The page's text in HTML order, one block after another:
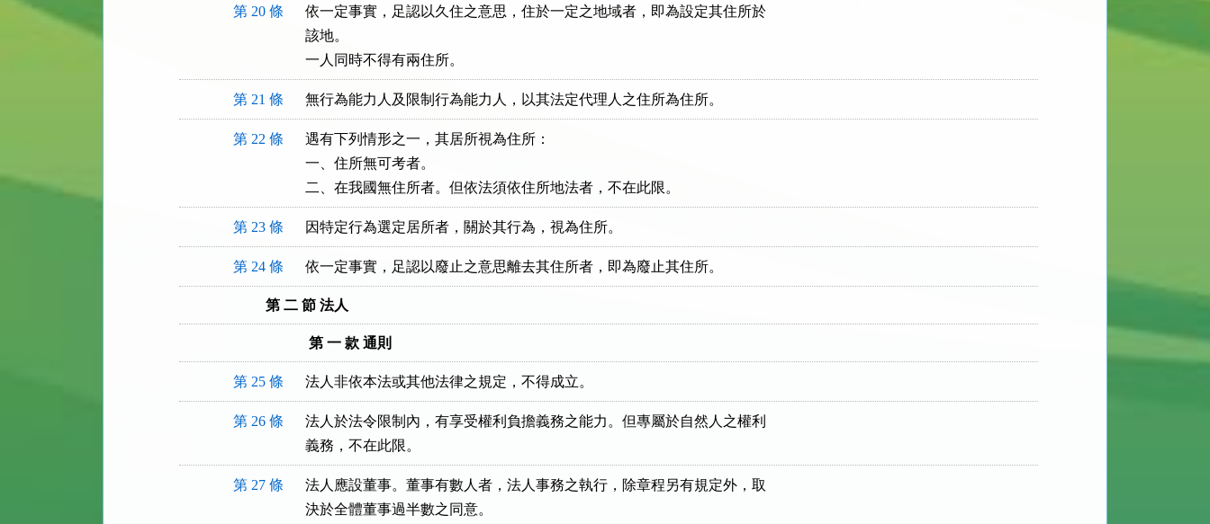
第 20 條
依一定事實，足認以久住之意思，住於一定之地域者，即為設定其住所於
該地。
一人同時不得有兩住所。
第 21 條 無行為能力人及限制行為能力人，以其法定代理人之住所為住所。
第 22 條
遇有下列情形之一，其居所視為住所：
一、住所無可考者。
二、在我國無住所者。但依法須依住所地法者，不在此限。
第 23 條 因特定行為選定居所者，關於其行為，視為住所。
第 24 條 依一定事實，足認以廢止之意思離去其住所者，即為廢止其住所。
第 二 節 法人
第 一 款 通則
第 25 條 法人非依本法或其他法律之規定，不得成立。
第 26 條
法人於法令限制內，有享受權利負擔義務之能力。但專屬於自然人之權利
義務，不在此限。
第 27 條
法人應設董事。董事有數人者，法人事務之執行，除章程另有規定外，取
決於全體董事過半數之同意。